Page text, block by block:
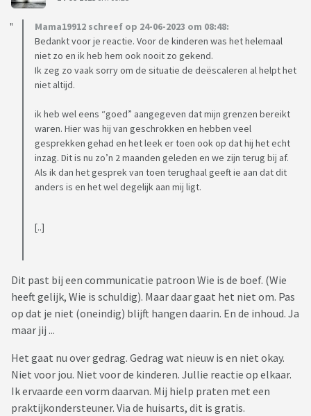
Mama19912 schreef op 24-06-2023 om 08:48:
Bedankt voor je reactie. Voor de kinderen was het helemaal
niet zo en ik heb hem ook nooit zo gekend.
Ik zeg zo vaak sorry om de situatie de deëscaleren al helpt het
niet altijd.
ik heb wel eens “goed” aangegeven dat mijn grenzen bereikt
waren. Hier was hij van geschrokken en hebben veel
gesprekken gehad en het leek er toen ook op dat hij het echt
inzag. Dit is nu zo’n 2 maanden geleden en we zijn terug bij af.
Als ik dan het gesprek van toen terughaal geeft ie aan dat dit
anders is en het wel degelijk aan mij ligt.
[..]
Dit past bij een communicatie patroon Wie is de boef. (Wie
heeft gelijk, Wie is schuldig). Maar daar gaat het niet om. Pas
op dat je niet (oneindig) blijft hangen daarin. En de inhoud. Ja
maar jij ...
Het gaat nu over gedrag. Gedrag wat nieuw is en niet okay.
Niet voor jou. Niet voor de kinderen. Jullie reactie op elkaar.
Ik ervaarde een vorm daarvan. Mij hielp praten met een
praktijkondersteuner. Via de huisarts, dit is gratis.